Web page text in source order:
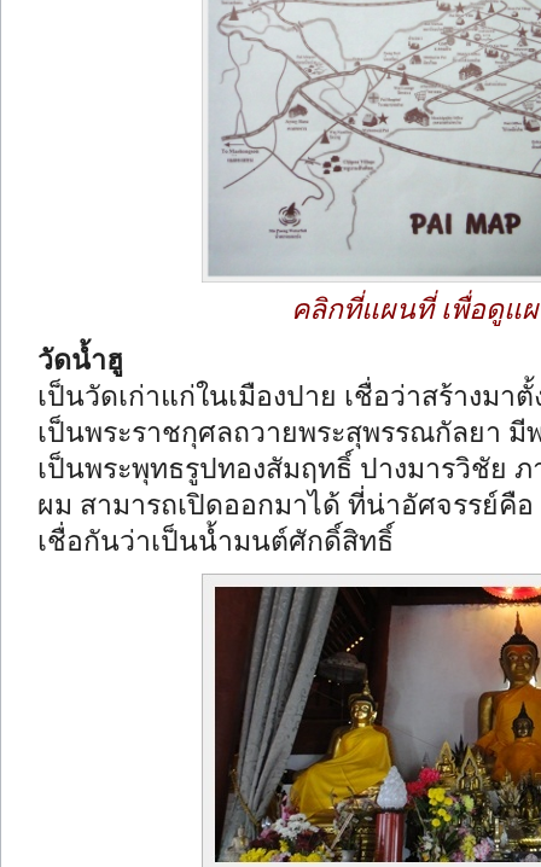
คลิกที่แผนที่ เพื่อดูแ
วัดน้ำฮู
เป็นวัดเก่าแก่ในเมืองปาย เชื่อว่าสร้างมา
เป็นพระราชกุศลถวายพระสุพรรณกัลยา มี
เป็นพระพุทธรูปทองสัมฤทธิ์ ปางมารวิชัย ภ
ผม สามารถเปิดออกมาได้ ที่น่าอัศจรรย์คื
เชื่อกันว่าเป็นน้ำมนต์ศักดิ์สิทธิ์